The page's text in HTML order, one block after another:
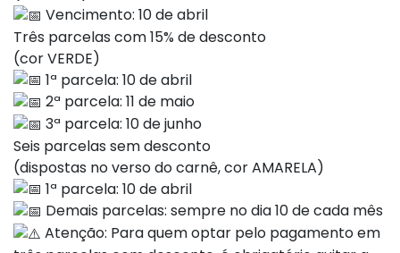
Vencimento: 10 de abril
Três parcelas com 15% de desconto
(cor VERDE)
1ª parcela: 10 de abril
2ª parcela: 11 de maio
3ª parcela: 10 de junho
Seis parcelas sem desconto
(dispostas no verso do carnê, cor AMARELA)
1ª parcela: 10 de abril
Demais parcelas: sempre no dia 10 de cada mês
Atenção: Para quem optar pelo pagamento em